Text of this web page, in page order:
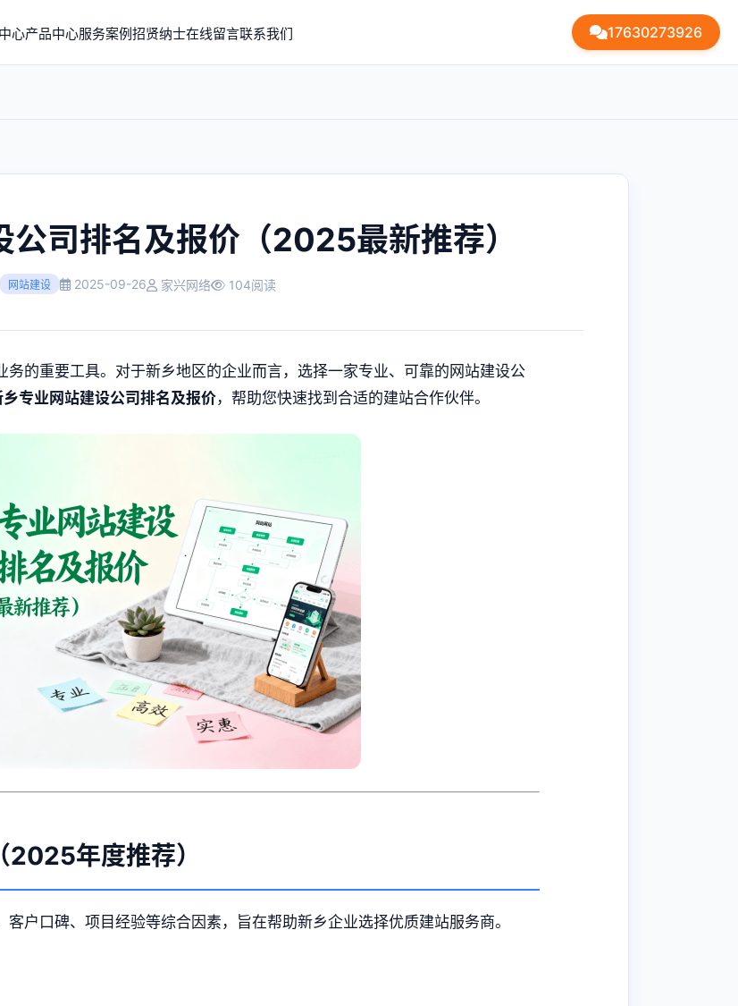
心产品中心服务案例招贤纳士在线留言联系我们 17630273926
司排名及报价（2025最新推荐）
网站建设 2025-09-26 家兴网络 104阅读
的重要工具。对于新乡地区的企业而言，选择一家专业、可靠的网站建设公
专业网站建设公司排名及报价，帮助您快速找到合适的建站合作伙伴。
2025年度推荐）
户口碑、项目经验等综合因素，旨在帮助新乡企业选择优质建站服务商。